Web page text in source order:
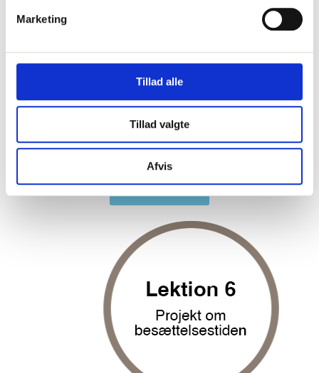
Marketing
Tillad alle
Tillad valgte
Afvis